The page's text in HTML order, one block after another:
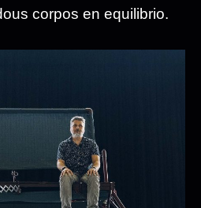
corpos en equilibrio.